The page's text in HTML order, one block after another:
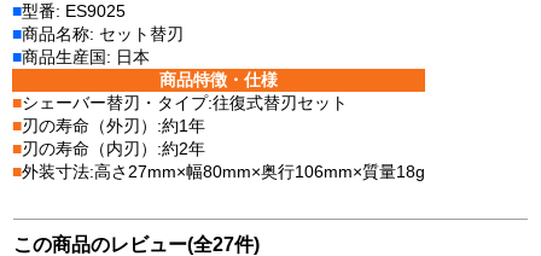
■型番: ES9025
■商品名称: セット替刃
■商品生産国: 日本
商品特徴・仕様
■シェーバー替刃・タイプ:往復式替刃セット
■刃の寿命（外刃）:約1年
■刃の寿命（内刃）:約2年
■外装寸法:高さ27mm×幅80mm×奥行106mm×質量18g
この商品のレビュー(全27件)